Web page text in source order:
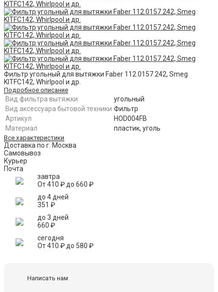
Фильтр угольный для вытяжки Faber 112.0157.242, Smeg
KITFC142, Whirlpool и др.
Подробное описание
Вид фильтра вытяжки
угольный
Вид аксессуара бытовой техники Фильтр
Артикул
HOD004FB
Материал
пластик, уголь
Все характеристики
Доставка по г. Москва
Самовывоз
Курьер
Почта
завтра
От410 ₽до 660 ₽
до 4 дней
351 ₽
до 3 дней
660 ₽
сегодня
От410 ₽до 580 ₽
Написать нам